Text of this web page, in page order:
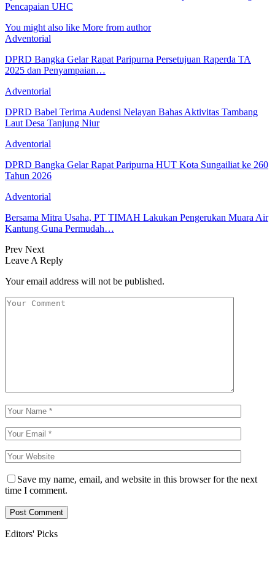
Pencapaian UHC
You might also like More from author
Adventorial
DPRD Bangka Gelar Rapat Paripurna Persetujuan Raperda TA
2025 dan Penyampaian…
Adventorial
DPRD Babel Terima Audensi Nelayan Bahas Aktivitas Tambang
Laut Desa Tanjung Niur
Adventorial
DPRD Bangka Gelar Rapat Paripurna HUT Kota Sungailiat ke 260
Tahun 2026
Adventorial
Bersama Mitra Usaha, PT TIMAH Lakukan Pengerukan Muara Air
Kantung Guna Permudah…
Prev Next
Leave A Reply
Your email address will not be published.
Save my name, email, and website in this browser for the next
time I comment.
Editors' Picks